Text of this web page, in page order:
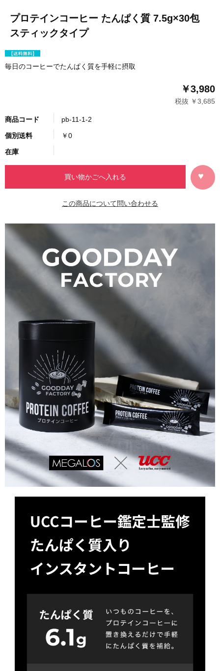
プロテインコーヒー たんぱく質 7.5g×30包
スティックタイプ
毎日のコーヒーでたんぱく質を手軽に摂取
￥3,980
税抜 ￥3,685
商品コード pb-11-1-2
個別送料 ￥0
在庫
この商品について問い合わせる